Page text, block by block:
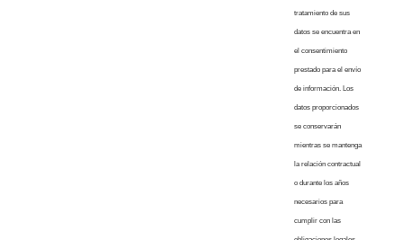
tratamiento de sus
datos se encuentra en
el consentimiento
prestado para el envío
de información. Los
datos proporcionados
se conservarán
mientras se mantenga
la relación contractual
o durante los años
necesarios para
cumplir con las